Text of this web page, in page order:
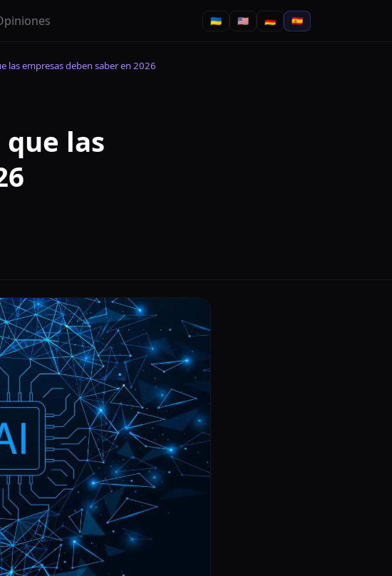
🇺🇦 🇺🇸 🇩🇪 🇪🇸
las empresas deben saber en 2026
que las